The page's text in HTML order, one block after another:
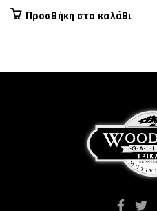
Προσθήκη στο καλάθι